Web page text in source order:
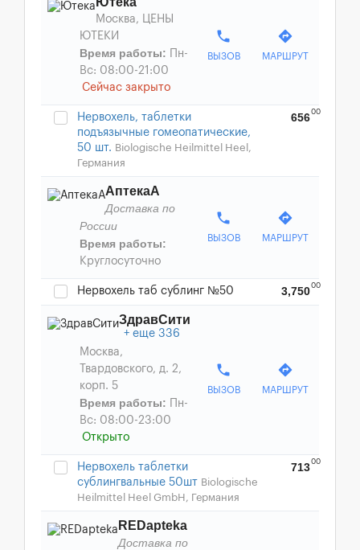
Москва, ЦЕНЫ
ЮТЕКИ
Время работы:
Пн-
Вс: 08:00-21:00
Сейчас закрыто
phone
ВЫЗОВ
directions
МАРШРУТ
Нервохель, таблетки
подъязычные гомеопатические,
50 шт. Biologische Heilmittel Heel,
Германия
65600
АптекаА
Доставка по
России
Время работы:
Круглосуточно
phone
ВЫЗОВ
directions
МАРШРУТ
Нервохель таб сублинг №50 3,75000
ЗдравСити
еще 336
Москва,
Твардовского, д. 2,
корп. 5
Время работы:
Пн-
Вс: 08:00-23:00
Открыто
phone
ВЫЗОВ
directions
МАРШРУТ
Нервохель таблетки
сублингвальные 50шт Biologische
Heilmittel Heel GmbH, Германия
71300
REDapteka
Доставка по